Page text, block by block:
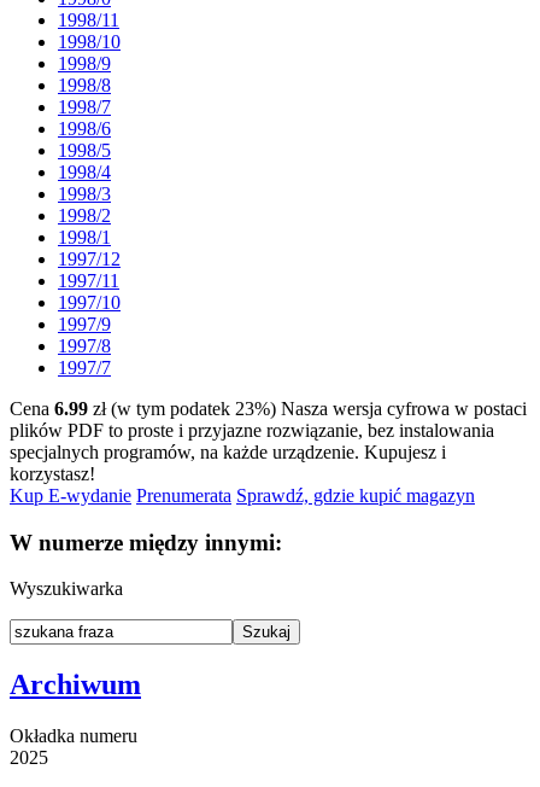
1998/11
1998/10
1998/9
1998/8
1998/7
1998/6
1998/5
1998/4
1998/3
1998/2
1998/1
1997/12
1997/11
1997/10
1997/9
1997/8
1997/7
Cena 6.99 zł (w tym podatek 23%) Nasza wersja cyfrowa w postaci
plików PDF to proste i przyjazne rozwiązanie, bez instalowania
specjalnych programów, na każde urządzenie. Kupujesz i
korzystasz!
Kup E-wydanie Prenumerata Sprawdź, gdzie kupić magazyn
W numerze między innymi:
Wyszukiwarka
Archiwum
Okładka numeru
2025